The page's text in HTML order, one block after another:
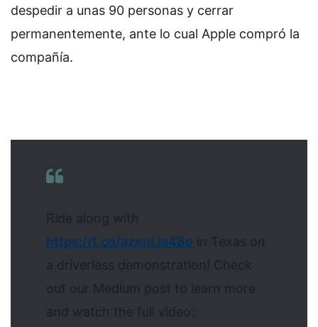
despedir a unas 90 personas y cerrar
permanentemente, ante lo cual Apple compró la
compañía.
Ride along with
https://t.co/azenLIa48o in Texas on
a driverless demonstration! Check
out our Medium post to learn more
and watch the full video: